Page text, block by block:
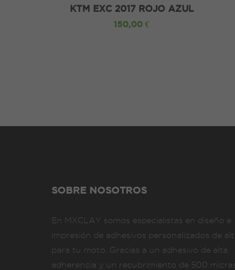
AÑADIR A LA CESTA
KTM EXC 2017 ROJO AZUL
150,00 €
SOBRE NOSOTROS
En MXCLAY somos especialistas en diseño e
impresión de adhesivos personalizados de
para tu moto. Gracias a un adhesivo de alta
adherencia y un recubrimiento de 500